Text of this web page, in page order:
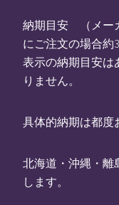
納期目安 （メー
にご注文の場合
表示の納期目安は
りません。
具体的納期は都度
北海道・沖縄・離
します。